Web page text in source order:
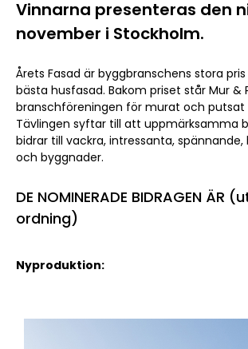
Vinnarna presenteras den
november i Stockholm.
Årets Fasad är byggbranschens stora
bästa husfasad. Bakom priset står Mur &
branschföreningen för murat och putsat
Tävlingen syftar till att uppmärksamma
bidrar till vackra, intressanta,
och byggnader.
DE NOMINERADE BIDRAGEN ÄR
ordning)
Nyproduktion: